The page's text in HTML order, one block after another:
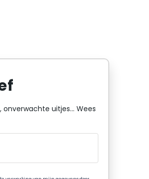
uitjes... Wees